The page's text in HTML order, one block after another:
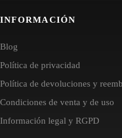
INFORMACIÓN
Blog
Política de privacidad
Política de devoluciones y
Condiciones de venta y de uso
Información legal y RGPD